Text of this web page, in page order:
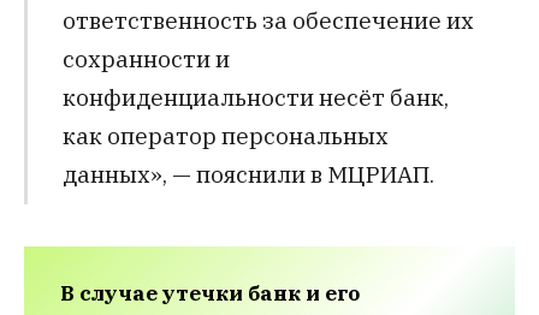
ответственность за обеспечение их
сохранности и
конфиденциальности несёт банк,
как оператор персональных
данных», — пояснили в МЦРИАП.
В случае утечки банк и его